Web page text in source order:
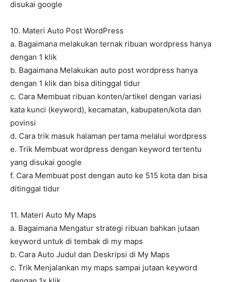
disukai google
10. Materi Auto Post WordPress
a. Bagaimana melakukan ternak ribuan wordpress hanya
dengan 1 klik
b. Bagaimana Melakukan auto post wordpress hanya
dengan 1 klik dan bisa ditinggal tidur
c. Cara Membuat ribuan konten/artikel dengan variasi
kata kunci (keyword), kecamatan, kabupaten/kota dan
povinsi
d. Cara trik masuk halaman pertama melalui wordpress
e. Trik Membuat wordpress dengan keyword tertentu
yang disukai google
f. Cara Membuat post dengan auto ke 515 kota dan bisa
ditinggal tidur
11. Materi Auto My Maps
a. Bagaimana Mengatur strategi ribuan bahkan jutaan
keyword untuk di tembak di my maps
b. Cara Auto Judul dan Deskripsi di My Maps
c. Trik Menjalankan my maps sampai jutaan keyword